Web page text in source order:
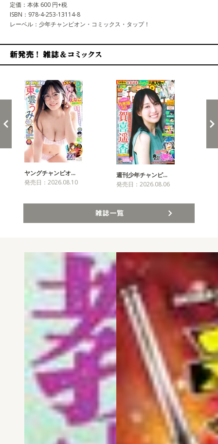
定価：本体 600 円+税
ISBN：978-4-253-13114-8
レーベル：少年チャンピオン・コミックス・タップ！
ヤングチャンピオ…
発売日：2026.08.10
週刊少年チャンピ…
発売日：2026.08.06